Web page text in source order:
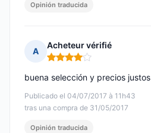
Opinión traducida
A
Acheteur vérifié
Nota: 4 de 5
Publicado el 04/07/2017 à 11h43
tras una compra de 31/05/2017
buena selección y precios justos
Opinión traducida